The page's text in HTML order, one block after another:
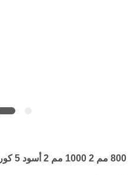
800 مم 2 1000 مم 2 أسود 5 كور كبل طاقة منخفض الجهد